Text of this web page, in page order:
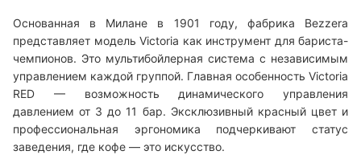
Основанная в Милане в 1901 году, фабрика Bezzera
представляет модель Victoria как инструмент для бариста-
чемпионов. Это мультибойлерная система с независимым
управлением каждой группой. Главная особенность Victoria
RED — возможность динамического управления
давлением от 3 до 11 бар. Эксклюзивный красный цвет и
профессиональная эргономика подчеркивают статус
заведения, где кофе — это искусство.